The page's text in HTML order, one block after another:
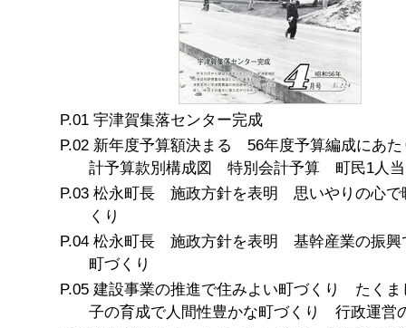
宇津賀集落センター完成
新年度予算額決まる 56年度予算編成にあ
計予算款別構成図 特別会計予算 町民1人当
松永町長 施政方針を表明 思いやりの心で
くり
松永町長 施政方針を表明 基幹産業の振興
町づくり
建設事業の推進で住みよい町づくり たくま
子の育成で人間性豊かな町づくり 行政運営